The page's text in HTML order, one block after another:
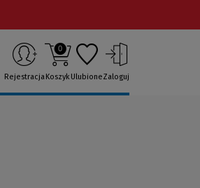
Rejestracja
0
KoszykUlubioneZaloguj